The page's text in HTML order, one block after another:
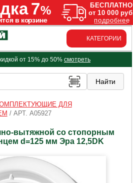
КАТЕГОРИИ
от 15% до 50% смотреть
ДЛЯ
/ АРТ. A05927
вытяжной со стопорным
d=125 мм Эра 12,5DK